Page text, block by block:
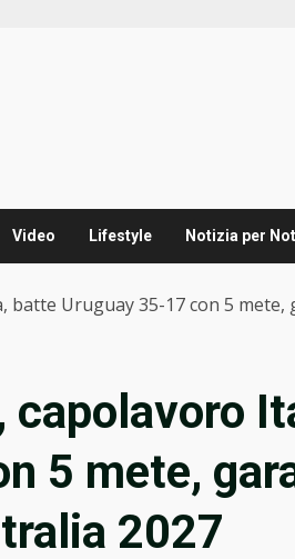
Video Lifestyle Notizia per
batte Uruguay 35-17 con 5
capolavoro
5 mete,
2027